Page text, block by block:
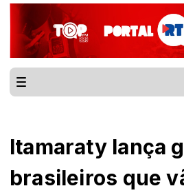
Itamaraty lança
brasileiros que